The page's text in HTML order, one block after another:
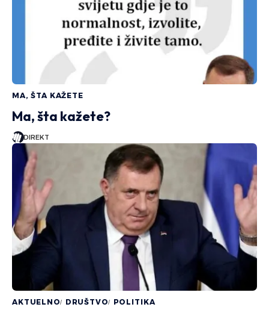
MA, ŠTA KAŽETE
Ma, šta kažete?
DIREKT
AKTUELNO DRUŠTVO POLITIKA